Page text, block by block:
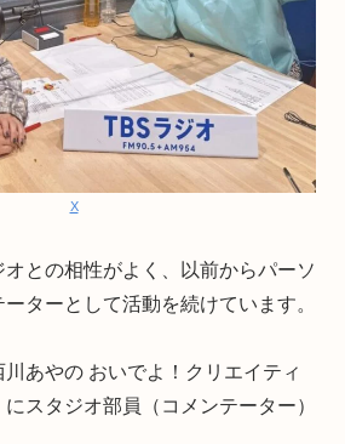
X
との相性がよく、以前からパーソ
ターとして活動を続けています。
あやの おいでよ！クリエイティ
スタジオ部員（コメンテーター）